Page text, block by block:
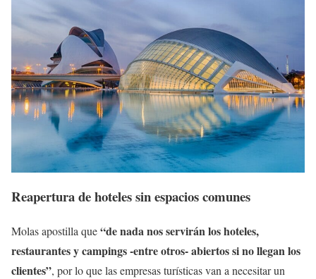
Reapertura de hoteles sin espacios comunes
Molas apostilla que“de nada nos servirán los hoteles,
restaurantes y campings -entre otros- abiertos si no llegan los
clientes”, por lo que las empresas turísticas van a necesitar un